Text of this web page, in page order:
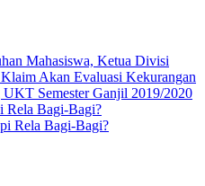
Mahasiswa, Ketua Divisi
Akan Evaluasi Kekurangan
Semester Ganjil 2019/2020
Rela Bagi-Bagi?
Rela Bagi-Bagi?